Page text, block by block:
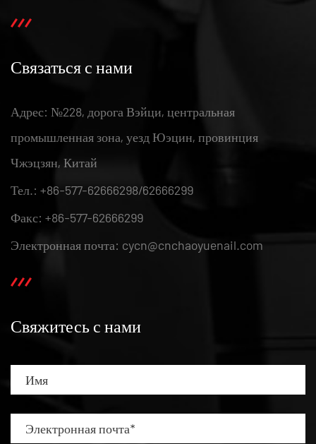
Связаться с нами
Адрес: №228, дорога Вэйци, центральная
промышленная зона, уезд Юэцин, провинция
Чжэцзян, Китай
Тел.: +86-577-62666298/62666299
Факс: +86-577-62666299
Электронная почта: cycn@cnchaoyuenail.com
Свяжитесь с нами